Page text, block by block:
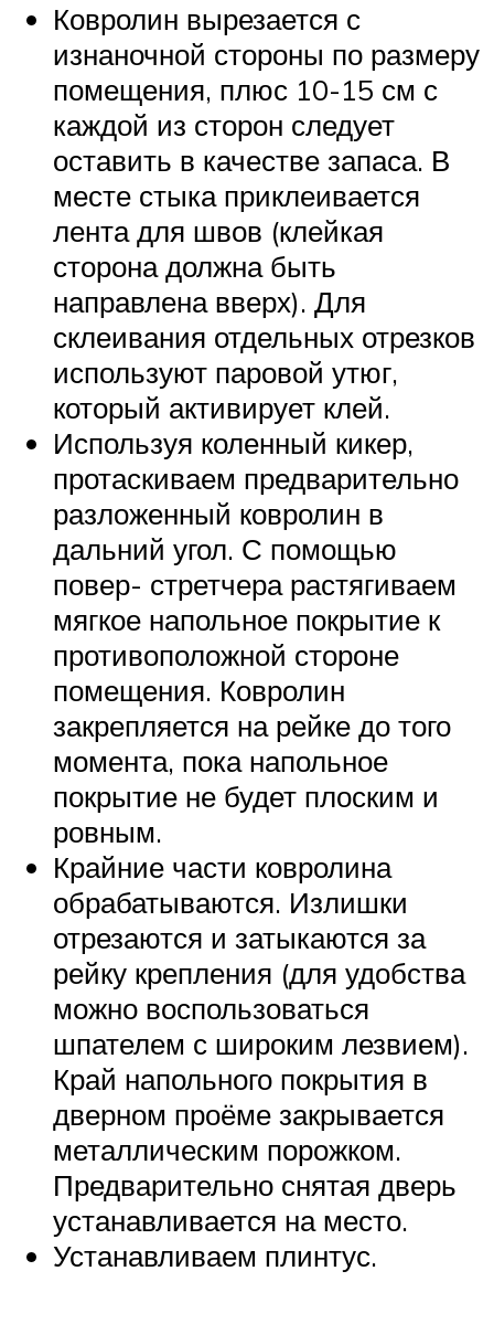
Ковролин вырезается с
изнаночной стороны по размеру
помещения, плюс 10-15 см с
каждой из сторон следует
оставить в качестве запаса. В
месте стыка приклеивается
лента для швов (клейкая
сторона должна быть
направлена вверх). Для
склеивания отдельных отрезков
используют паровой утюг,
который активирует клей.
Используя коленный кикер,
протаскиваем предварительно
разложенный ковролин в
дальний угол. С помощью
повер- стретчера растягиваем
мягкое напольное покрытие к
противоположной стороне
помещения. Ковролин
закрепляется на рейке до того
момента, пока напольное
покрытие не будет плоским и
ровным.
Крайние части ковролина
обрабатываются. Излишки
отрезаются и затыкаются за
рейку крепления (для удобства
можно воспользоваться
шпателем с широким лезвием).
Край напольного покрытия в
дверном проёме закрывается
металлическим порожком.
Предварительно снятая дверь
устанавливается на место.
Устанавливаем плинтус.